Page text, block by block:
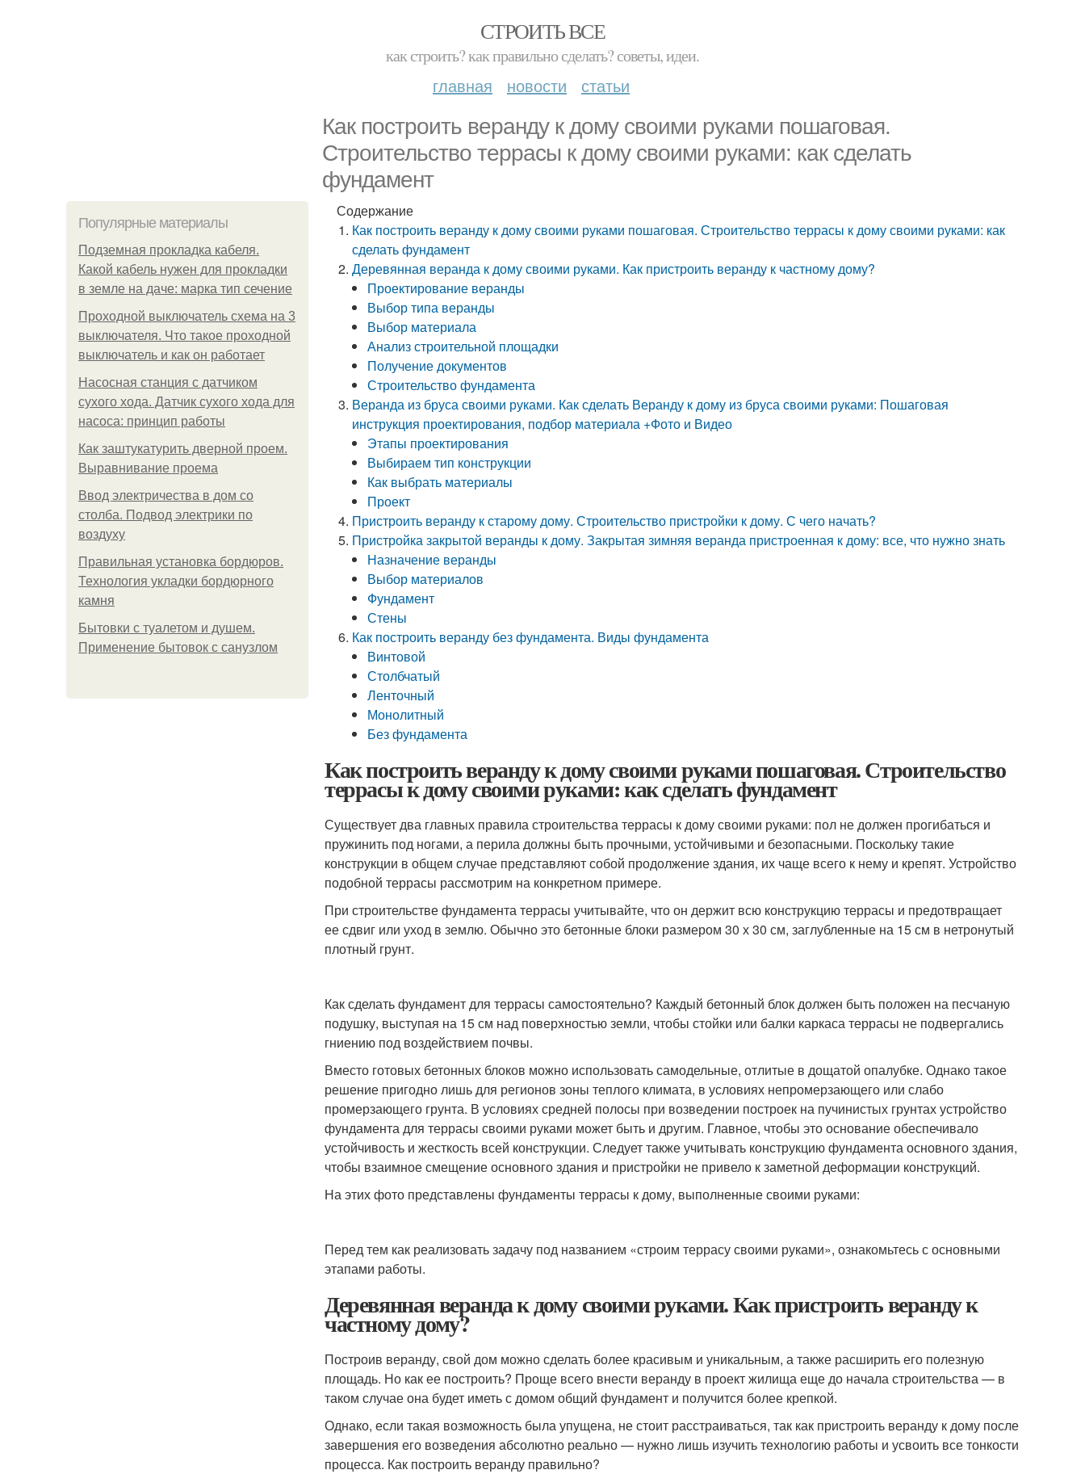
СТРОИТЬ ВСЕ
как строить? как правильно сделать? советы, идеи.
главная новости статьи
Как построить веранду к дому своими руками пошаговая.
Строительство террасы к дому своими руками: как сделать
фундамент
Популярные материалы
Подземная прокладка кабеля.
Какой кабель нужен для прокладки
в земле на даче: марка тип сечение
Проходной выключатель схема на 3
выключателя. Что такое проходной
выключатель и как он работает
Насосная станция с датчиком
сухого хода. Датчик сухого хода для
насоса: принцип работы
Как заштукатурить дверной проем.
Выравнивание проема
Ввод электричества в дом со
столба. Подвод электрики по
воздуху
Правильная установка бордюров.
Технология укладки бордюрного
камня
Бытовки с туалетом и душем.
Применение бытовок с санузлом
Содержание
Как построить веранду к дому своими руками пошаговая. Строительство террасы к дому своими руками: как
сделать фундамент
Деревянная веранда к дому своими руками. Как пристроить веранду к частному дому?
Проектирование веранды
Выбор типа веранды
Выбор материала
Анализ строительной площадки
Получение документов
Строительство фундамента
Веранда из бруса своими руками. Как сделать Веранду к дому из бруса своими руками: Пошаговая
инструкция проектирования, подбор материала +Фото и Видео
Этапы проектирования
Выбираем тип конструкции
Как выбрать материалы
Проект
Пристроить веранду к старому дому. Строительство пристройки к дому. С чего начать?
Пристройка закрытой веранды к дому. Закрытая зимняя веранда пристроенная к дому: все, что нужно знать
Назначение веранды
Выбор материалов
Фундамент
Стены
Как построить веранду без фундамента. Виды фундамента
Винтовой
Столбчатый
Ленточный
Монолитный
Без фундамента
Как построить веранду к дому своими руками пошаговая. Строительство
террасы к дому своими руками: как сделать фундамент
Существует два главных правила строительства террасы к дому своими руками: пол не должен прогибаться и
пружинить под ногами, а перила должны быть прочными, устойчивыми и безопасными. Поскольку такие
конструкции в общем случае представляют собой продолжение здания, их чаще всего к нему и крепят. Устройство
подобной террасы рассмотрим на конкретном примере.
При строительстве фундамента террасы учитывайте, что он держит всю конструкцию террасы и предотвращает
ее сдвиг или уход в землю. Обычно это бетонные блоки размером 30 х 30 см, заглубленные на 15 см в нетронутый
плотный грунт.
Как сделать фундамент для террасы самостоятельно? Каждый бетонный блок должен быть положен на песчаную
подушку, выступая на 15 см над поверхностью земли, чтобы стойки или балки каркаса террасы не подвергались
гниению под воздействием почвы.
Вместо готовых бетонных блоков можно использовать самодельные, отлитые в дощатой опалубке. Однако такое
решение пригодно лишь для регионов зоны теплого климата, в условиях непромерзающего или слабо
промерзающего грунта. В условиях средней полосы при возведении построек на пучинистых грунтах устройство
фундамента для террасы своими руками может быть и другим. Главное, чтобы это основание обеспечивало
устойчивость и жесткость всей конструкции. Следует также учитывать конструкцию фундамента основного здания,
чтобы взаимное смещение основного здания и пристройки не привело к заметной деформации конструкций.
На этих фото представлены фундаменты террасы к дому, выполненные своими руками:
Перед тем как реализовать задачу под названием «строим террасу своими руками», ознакомьтесь с основными
этапами работы.
Деревянная веранда к дому своими руками. Как пристроить веранду к
частному дому?
Построив веранду, свой дом можно сделать более красивым и уникальным, а также расширить его полезную
площадь. Но как ее построить? Проще всего внести веранду в проект жилища еще до начала строительства — в
таком случае она будет иметь с домом общий фундамент и получится более крепкой.
Однако, если такая возможность была упущена, не стоит расстраиваться, так как пристроить веранду к дому после
завершения его возведения абсолютно реально — нужно лишь изучить технологию работы и усвоить все тонкости
процесса. Как построить веранду правильно?